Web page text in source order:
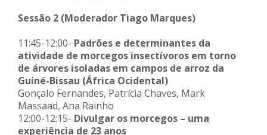
Sessão 2 (Moderador Tiago Marques)
11:45-12:00- Padrões e determinantes da
atividade de morcegos insectívoros em torno
de árvores isoladas em campos de arroz da
Guiné-Bissau (África Ocidental)
Gonçalo Fernandes, Patrícia Chaves, Mark
Massaad, Ana Rainho
12:00-12:15- Divulgar os morcegos – uma
experiência de 23 anos